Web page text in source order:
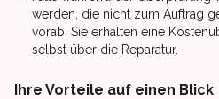
werden, die nicht zum Auftrag
vorab. Sie erhalten eine
selbst über die Reparatur.
Ihre Vorteile auf einen Blick